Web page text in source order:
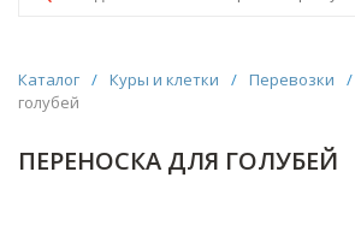
Каталог / Куры и клетки / Перевозки /
голубей
ПЕРЕНОСКА ДЛЯ ГОЛУБЕЙ